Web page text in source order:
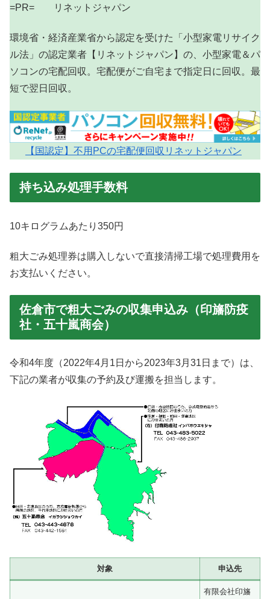
=PR= リネットジャパン
環境省・経済産業省から認定を受けた「小型家電リサイク
ル法」の認定業者【リネットジャパン】の、小型家電＆パ
ソコンの宅配回収。宅配便がご自宅まで指定日に回収。最
短で翌日回収。
【国認定】不用PCの宅配便回収リネットジャパン
持ち込み処理手数料
10キログラムあたり350円
粗大ごみ処理券は購入しないで直接清掃工場で処理費用を
お支払いください。
佐倉市で粗大ごみの収集申込み（印旛防疫
社・五十嵐商会）
令和4年度（2022年4月1日から2023年3月31日まで）は、
下記の業者が収集の予約及び運搬を担当します。
対象 申込先
有限会社印旛